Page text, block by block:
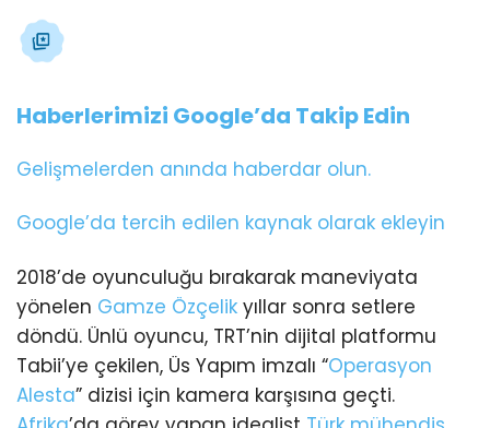
Haberlerimizi Google’da Takip Edin
Gelişmelerden anında haberdar olun.
Google’da tercih edilen kaynak olarak ekleyin
2018’de oyunculuğu bırakarak maneviyata
yönelen Gamze Özçelik yıllar sonra setlere
döndü. Ünlü oyuncu, TRT’nin dijital platformu
Tabii’ye çekilen, Üs Yapım imzalı “Operasyon
Alesta” dizisi için kamera karşısına geçti.